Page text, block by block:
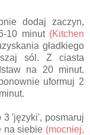
dodaj zaczyn,
10 minut (Kitchen
gładkiego
sól. Z ciasta
na 20 minut.
uformuj 2
3 'języki', posmaruj
na siebie (mocniej,